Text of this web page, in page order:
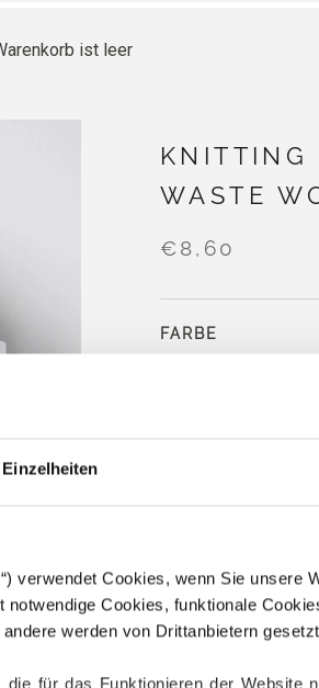
Einzelheiten
verwendet Cookies, wenn Sie unsere
Cookies, funktionale
werden von Drittanbietern
für das Funktionieren der Website
ist leer
KNITTING
WASTE
€8,60
FARBE
IN DEN
kostenlosen
Bestellungen, die
noch am selben
Unsere No Waste